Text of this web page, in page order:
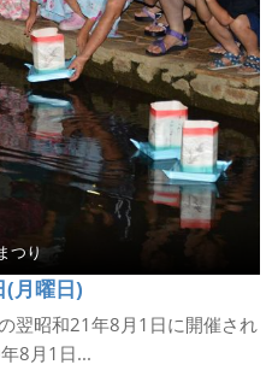
つり
月曜日)
翌昭和21年8月1日に開催され
8月1日...